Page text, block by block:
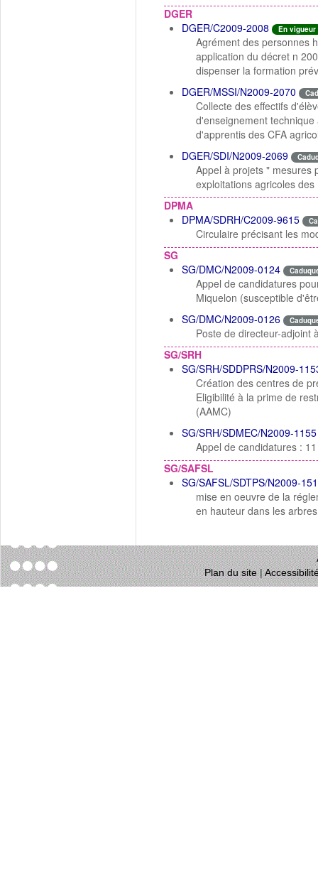
DGER
DGER/C2009-2008
En vigueur
Agrément des personnes
application du décret n
dispenser la formation
DGER/MSSI/N2009-2070
Collecte des effectifs
d'enseignement
d'apprentis des CFA
DGER/SDI/N2009-2069
Appel à projets " mesures
exploitations agricoles des
DPMA
DPMA/SDRH/C2009-9615
Circulaire précisant les
SG
SG/DMC/N2009-0124
Appel de candidatures
Miquelon (susceptible
SG/DMC/N2009-0126
Poste de directeur-adjoint
SG/SRH
SG/SRH/SDDPRS/N2009-
Création des centres de
Eligibilité à la prime de
(AAMC)
SG/SRH/SDMEC/N2009-1155
Appel de candidatures :
SG/SAFSL
SG/SAFSL/SDTPS/N2009-
mise en oeuvre de la
en hauteur dans les
Plan du site|